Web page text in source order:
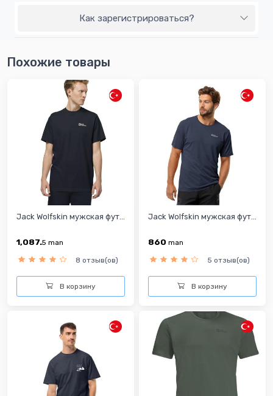
Как зарегистрироваться?
Похожие товары
Jack Wolfskin мужская фут...
1,087.5 man
8 отзыв(ов)
В корзину
Jack Wolfskin мужская фут...
860 man
5 отзыв(ов)
В корзину